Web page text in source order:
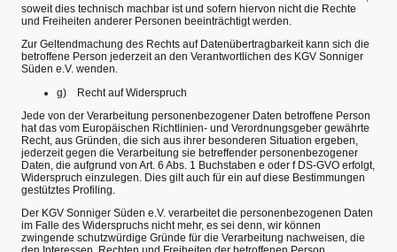
soweit dies technisch machbar ist und sofern hiervon nicht die Rechte
und Freiheiten anderer Personen beeinträchtigt werden.
Zur Geltendmachung des Rechts auf Datenübertragbarkeit kann sich die
betroffene Person jederzeit an den Verantwortlichen des KGV Sonniger
Süden e.V. wenden.
g) Recht auf Widerspruch
Jede von der Verarbeitung personenbezogener Daten betroffene Person
hat das vom Europäischen Richtlinien- und Verordnungsgeber gewährte
Recht, aus Gründen, die sich aus ihrer besonderen Situation ergeben,
jederzeit gegen die Verarbeitung sie betreffender personenbezogener
Daten, die aufgrund von Art. 6 Abs. 1 Buchstaben e oder f DS-GVO erfolgt,
Widerspruch einzulegen. Dies gilt auch für ein auf diese Bestimmungen
gestütztes Profiling.
Der KGV Sonniger Süden e.V. verarbeitet die personenbezogenen Daten
im Falle des Widerspruchs nicht mehr, es sei denn, wir können
zwingende schutzwürdige Gründe für die Verarbeitung nachweisen, die